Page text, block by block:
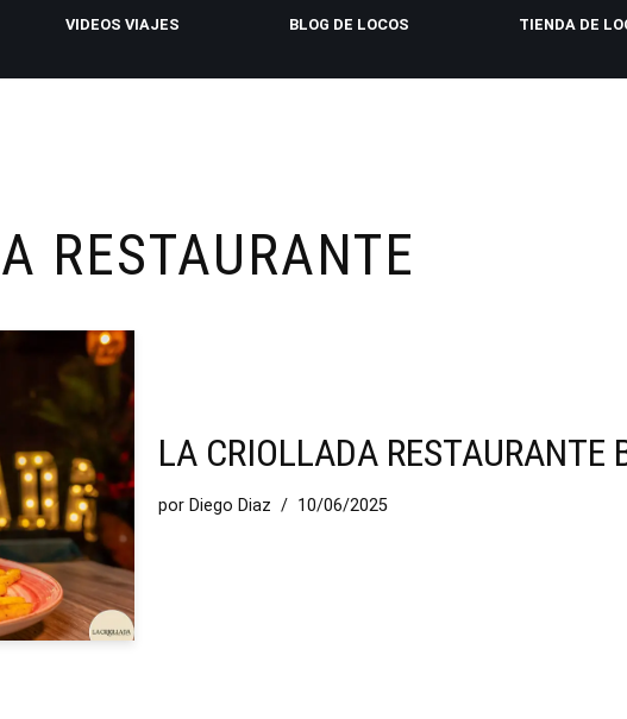
VIDEOS VIAJES BLOG DE LOCOS TIENDA DE
RESTAURANTE
LA CRIOLLADA RESTAURANTE
por Diego Diaz 10/06/2025